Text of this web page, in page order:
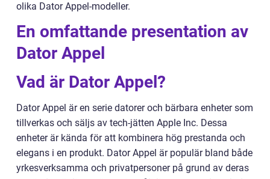
olika Dator Appel-modeller.
En omfattande presentation av
Dator Appel
Vad är Dator Appel?
Dator Appel är en serie datorer och bärbara enheter som
tillverkas och säljs av tech-jätten Apple Inc. Dessa
enheter är kända för att kombinera hög prestanda och
elegans i en produkt. Dator Appel är populär bland både
yrkesverksamma och privatpersoner på grund av deras